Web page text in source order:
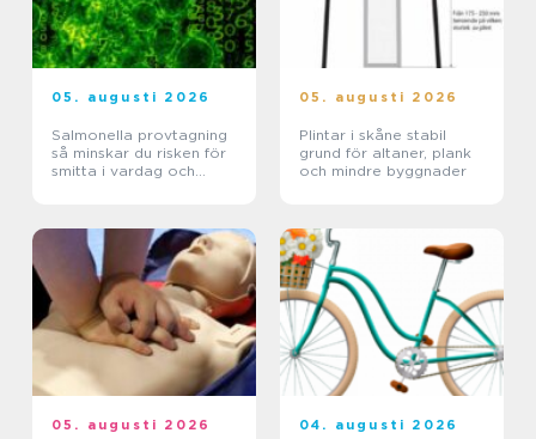
05. augusti 2026
Salmonella provtagning
så minskar du risken för
smitta i vardag och
05. augusti 2026
Plintar i skåne stabil
grund för altaner, plank
och mindre byggnader
05. augusti 2026 04. augusti 2026